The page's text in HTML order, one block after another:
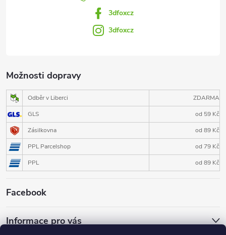
Možnosti dopravy
Odběr v Liberci
ZDARMA
GLS
od 59 Kč
Zásilkovna
od 89 Kč
PPL Parcelshop
od 79 Kč
PPL
od 89 Kč
Facebook
Informace pro vás
3dfoxcz
3dfoxcz